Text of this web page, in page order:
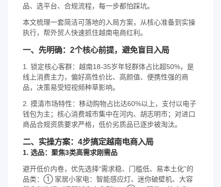
品、选平台、合规流程，每一步都怕踩坑。
本文梳理一套简洁可落地的入局方案，从核心准备到实操
执行，帮外贸人快速抓住越南电商红利。
一、先明确：2个核心前提，避免盲目入局
1. 锁定核心客群：越南18-35岁年轻群体占比超50%，是
线上消费主力，偏好高性价比、高颜值、便携性强的商
品，决策易受短视频种草影响。
2. 摸清市场特性：移动购物占比达60%以上，支付以电子
钱包为主；核心消费城市集中在河内、胡志明市；对进口
商品合规资质要求严格，低价劣质品已逐步被淘汰。
二、实操方案：4步搞定越南电商入局
1. 选品：聚焦3类高需求刚需品
避开低价内卷，优先选择“需求稳、门槛低、易本土化”的
品类：① 家居小家电：智能感应灯、迷你破壁机、大容